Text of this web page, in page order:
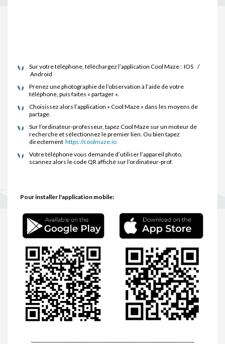
Sur votre téléphone, téléchargez l’application Cool Maze : IOS /
Android
Prenez une photographie de l’observation à l’aide de votre
téléphone, puis faites « partager ».
Choisissez alors l’application « Cool Maze » dans les moyens de
partage.
Sur l’ordinateur-professeur, tapez Cool Maze sur un moteur de
recherche et sélectionnez le premier lien. Ou bien tapez
directement https://coolmaze.io
Votre téléphone vous demande d’utiliser l’appareil photo,
scannez alors le code QR affiché sur l’ordinateur-prof.
Pour installer l'application mobile: